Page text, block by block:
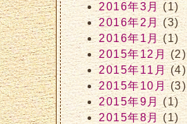
2016年3月(1)
2016年2月(3)
2016年1月(1)
2015年12月(2)
2015年11月(4)
2015年10月(3)
2015年9月(1)
2015年8月(1)